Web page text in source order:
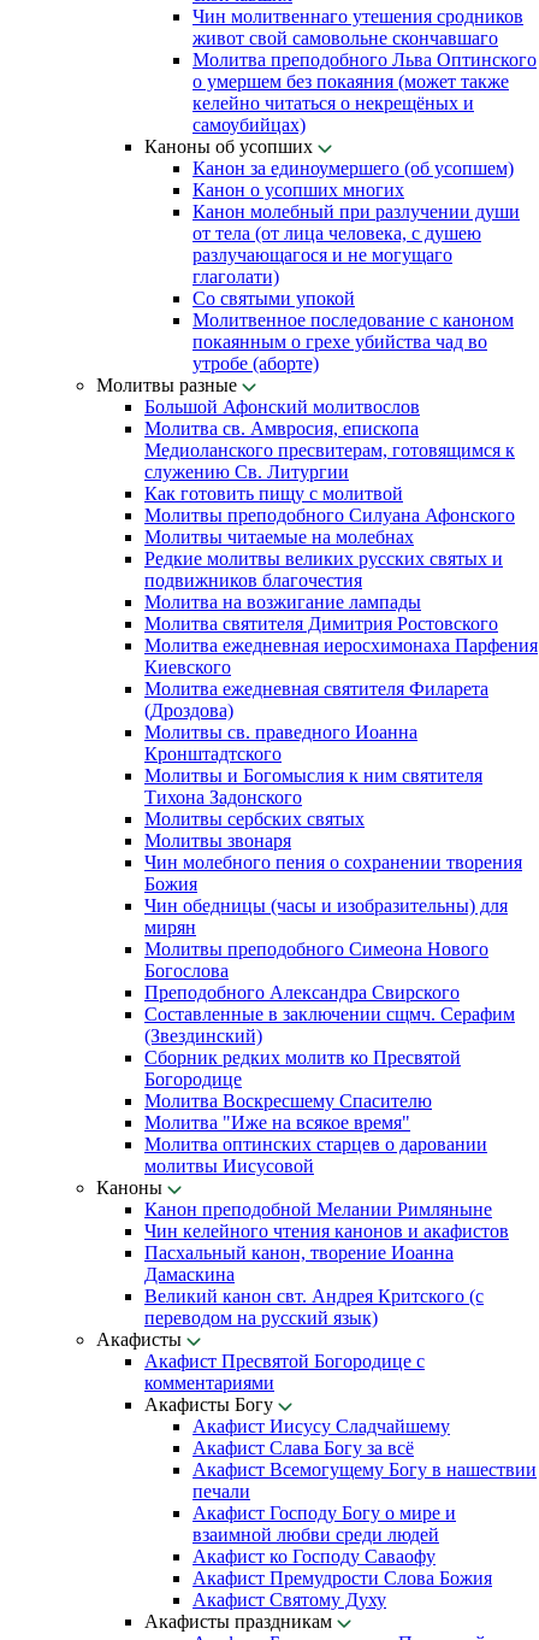
Чин молитвеннаго утешения сродников
живот свой самовольне скончавшаго
Молитва преподобного Льва Оптинского
о умершем без покаяния (может также
келейно читаться о некрещёных и
самоубийцах)
Каноны об усопших
Канон за единоумершего (об усопшем)
Канон о усопших многих
Канон молебный при разлучении души
от тела (от лица человека, с душею
разлучающагося и не могущаго
глаголати)
Со святыми упокой
Молитвенное последование с каноном
покаянным о грехе убийства чад во
утробе (аборте)
Молитвы разные
Большой Афонский молитвослов
Молитва св. Амвросия, епископа
Медиоланского пресвитерам, готовящимся к
служению Св. Литургии
Как готовить пищу с молитвой
Молитвы преподобного Силуана Афонского
Молитвы читаемые на молебнах
Редкие молитвы великих русских святых и
подвижников благочестия
Молитва на возжигание лампады
Молитва святителя Димитрия Ростовского
Молитва ежедневная иеросхимонаха Парфения
Киевского
Молитва ежедневная святителя Филарета
(Дроздова)
Молитвы св. праведного Иоанна
Кронштадтского
Молитвы и Богомыслия к ним святителя
Тихона Задонского
Молитвы сербских святых
Молитвы звонаря
Чин молебного пения о сохранении творения
Божия
Чин обедницы (часы и изобразительны) для
мирян
Молитвы преподобного Симеона Нового
Богослова
Преподобного Александра Свирского
Составленные в заключении сщмч. Серафим
(Звездинский)
Сборник редких молитв ко Пресвятой
Богородице
Молитва Воскресшему Спасителю
Молитва "Иже на всякое время"
Молитва оптинских старцев о даровании
молитвы Иисусовой
Каноны
Канон преподобной Мелании Римляныне
Чин келейного чтения канонов и акафистов
Пасхальный канон, творение Иоанна
Дамаскина
Великий канон свт. Андрея Критского (с
переводом на русский язык)
Акафисты
Акафист Пресвятой Богородице с
комментариями
Акафисты Богу
Акафист Иисусу Сладчайшему
Акафист Слава Богу за всё
Акафист Всемогущему Богу в нашествии
печали
Акафист Господу Богу о мире и
взаимной любви среди людей
Акафист ко Господу Саваофу
Акафист Премудрости Слова Божия
Акафист Святому Духу
Акафисты праздникам